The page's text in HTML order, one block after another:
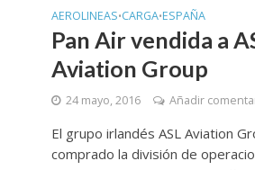
AEROLINEAS•CARGA•ESPAÑA
Pan Air vendida a
Aviation Group
24 mayo, 2016 Añadir
El grupo irlandés ASL Aviation
comprado la división de